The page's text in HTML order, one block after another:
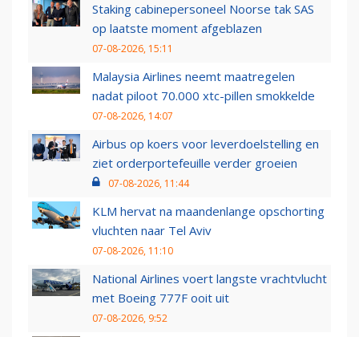
Staking cabinepersoneel Noorse tak SAS
op laatste moment afgeblazen
07-08-2026, 15:11
Malaysia Airlines neemt maatregelen
nadat piloot 70.000 xtc-pillen smokkelde
07-08-2026, 14:07
Airbus op koers voor leverdoelstelling en
ziet orderportefeuille verder groeien
07-08-2026, 11:44
KLM hervat na maandenlange opschorting
vluchten naar Tel Aviv
07-08-2026, 11:10
National Airlines voert langste vrachtvlucht
met Boeing 777F ooit uit
07-08-2026, 9:52